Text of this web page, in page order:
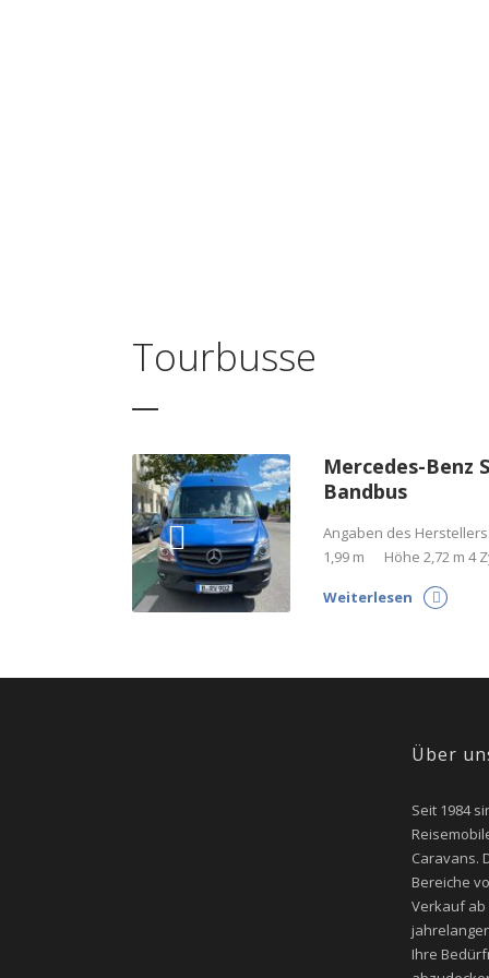
Tourbusse
Mercedes-Benz
Bandbus
Angaben des
1,99 m Höhe 2,72 m 4
Weiterlesen
Über
Seit 1984
Caravans.
Bereiche
Verkauf
Ihre